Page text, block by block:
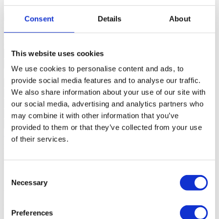
Consent Details About
This website uses cookies
We use cookies to personalise content and ads, to
provide social media features and to analyse our traffic.
We also share information about your use of our site with
our social media, advertising and analytics partners who
may combine it with other information that you’ve
provided to them or that they’ve collected from your use
of their services.
Selection
Necessary
Preferences
général L´eau courante;
Êtes-vous intéressé ?Planifiez une visite ou demandez plus
Demander plus d´informations
En demandant des informations, vous autorisez Sotheby's
propriétés conformément à sa politique de confidentialité.
À propos de projet